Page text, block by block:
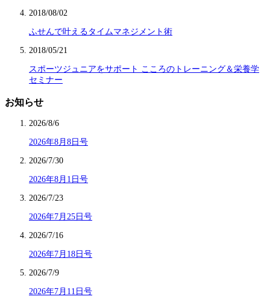
2018/08/02
ふせんで叶えるタイムマネジメント術
2018/05/21
スポーツジュニアをサポート こころのトレーニング＆栄養学
セミナー
お知らせ
2026/8/6
2026年8月8日号
2026/7/30
2026年8月1日号
2026/7/23
2026年7月25日号
2026/7/16
2026年7月18日号
2026/7/9
2026年7月11日号